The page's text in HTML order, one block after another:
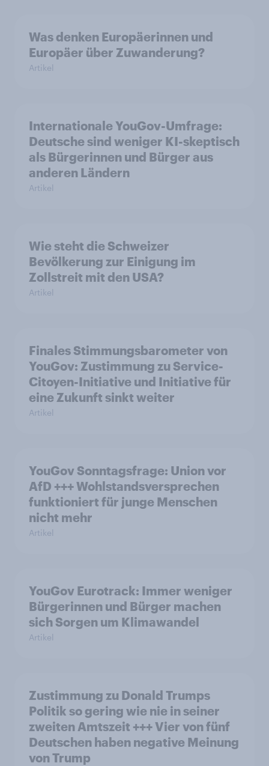
Was denken Europäerinnen und
Europäer über Zuwanderung?
Artikel
Internationale YouGov-Umfrage:
Deutsche sind weniger KI-skeptisch
als Bürgerinnen und Bürger aus
anderen Ländern
Artikel
Wie steht die Schweizer
Bevölkerung zur Einigung im
Zollstreit mit den USA?
Artikel
Finales Stimmungsbarometer von
YouGov: Zustimmung zu Service-
Citoyen-Initiative und Initiative für
eine Zukunft sinkt weiter
Artikel
YouGov Sonntagsfrage: Union vor
AfD +++ Wohlstandsversprechen
funktioniert für junge Menschen
nicht mehr
Artikel
YouGov Eurotrack: Immer weniger
Bürgerinnen und Bürger machen
sich Sorgen um Klimawandel
Artikel
Zustimmung zu Donald Trumps
Politik so gering wie nie in seiner
zweiten Amtszeit +++ Vier von fünf
Deutschen haben negative Meinung
von Trump